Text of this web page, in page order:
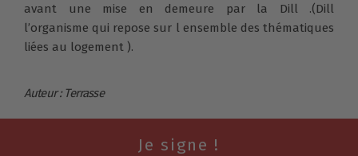
avant une mise en demeure par la Dill .(Dill
l’organisme qui repose sur l ensemble des thématiques
liées au logement ).
Auteur : Terrasse